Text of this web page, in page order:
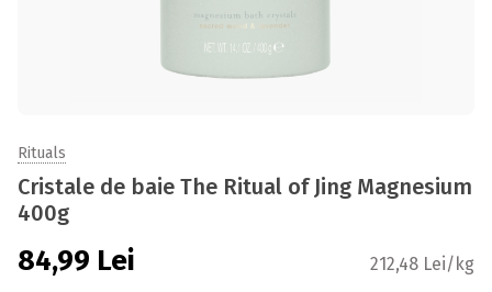
Rituals
Cristale de baie The Ritual of Jing Magnesium
400g
84,99 Lei 212,48 Lei/kg